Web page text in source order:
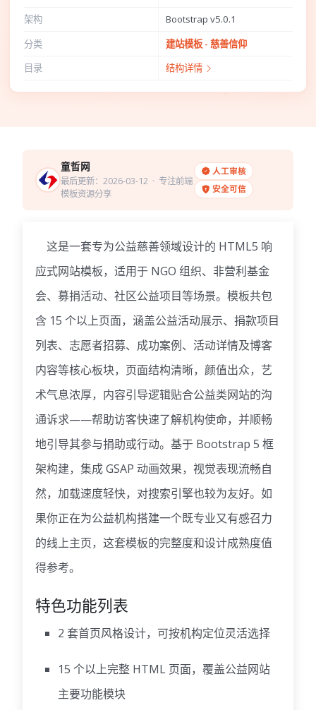
架构
Bootstrap v5.0.1
分类
建站模板 - 慈善信仰
目录
结构详情
童哲网
最后更新：2026-03-12· 专注前端
模板资源分享
人工审核
安全可信
这是一套专为公益慈善领域设计的 HTML5 响
应式网站模板，适用于 NGO 组织、非营利基金
会、募捐活动、社区公益项目等场景。模板共包
含 15 个以上页面，涵盖公益活动展示、捐款项目
列表、志愿者招募、成功案例、活动详情及博客
内容等核心板块，页面结构清晰，颜值出众，艺
术气息浓厚，内容引导逻辑贴合公益类网站的沟
通诉求——帮助访客快速了解机构使命，并顺畅
地引导其参与捐助或行动。基于 Bootstrap 5 框
架构建，集成 GSAP 动画效果，视觉表现流畅自
然，加载速度轻快，对搜索引擎也较为友好。如
果你正在为公益机构搭建一个既专业又有感召力
的线上主页，这套模板的完整度和设计成熟度值
得参考。
特色功能列表
2 套首页风格设计，可按机构定位灵活选择
15 个以上完整 HTML 页面，覆盖公益网站
主要功能模块